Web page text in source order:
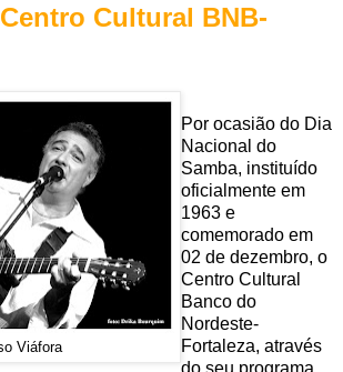
Cultural BNB-
Viáfora
Por ocasião do Dia
Nacional do
Samba, instituído
oficialmente em
1963 e
comemorado em
02 de dezembro, o
Centro Cultural
Banco do
Nordeste-
Fortaleza, através
do seu programa